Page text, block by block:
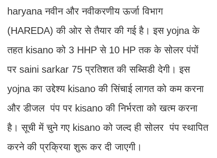
haryana नवीन और नवीकरणीय ऊर्जा विभाग
(HAREDA) की ओर से तैयार की गई है। इस yojna के
तहत kisano को 3 HHP से 10 HP तक के सोलर पंपों
पर saini sarkar 75 प्रतिशत की सब्सिडी देगी। इस
yojna का उद्देश्य kisano की सिंचाई लागत को कम करना
और डीजल पंप पर kisano की निर्भरता को खत्म करना
है। सूची में चुने गए kisano को जल्द ही सोलर पंप स्थापित
करने की प्रक्रिया शुरू कर दी जाएगी।